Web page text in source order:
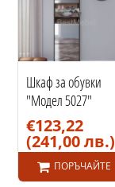
Шкаф за обувки
"Модел 5027"
€123,22
(241,00 лв.)
ПОРЪЧАЙТЕ